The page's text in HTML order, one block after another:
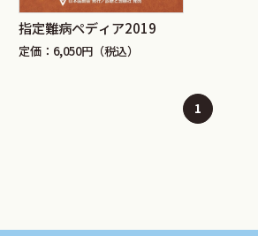
指定難病ペディア2019
定価：6,050円（税込）
1